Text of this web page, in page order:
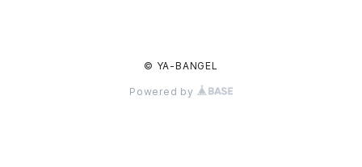
© YA-BANGEL
Powered by